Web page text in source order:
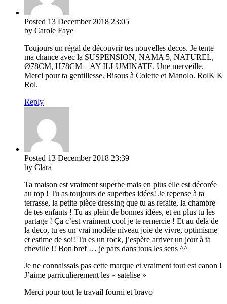
Posted 13 December 2018 23:05
by Carole Faye
Toujours un régal de découvrir tes nouvelles decos. Je tente
ma chance avec la SUSPENSION, NAMA 5, NATUREL,
Ø78CM, H78CM – AY ILLUMINATE. Une merveille.
Merci pour ta gentillesse. Bisous à Colette et Manolo. RolK K
Rol.
Reply
Posted 13 December 2018 23:39
by Clara
Ta maison est vraiment superbe mais en plus elle est décorée
au top ! Tu as toujours de superbes idées! Je repense à ta
terrasse, la petite pièce dressing que tu as refaite, la chambre
de tes enfants ! Tu as plein de bonnes idées, et en plus tu les
partage ! Ça c’est vraiment cool je te remercie ! Et au delà de
la deco, tu es un vrai modèle niveau joie de vivre, optimisme
et estime de soi! Tu es un rock, j’espère arriver un jour à ta
cheville !! Bon bref … je pars dans tous les sens ^^
Je ne connaissais pas cette marque et vraiment tout est canon !
J’aime parriculierement les « satelise »
Merci pour tout le travail fourni et bravo